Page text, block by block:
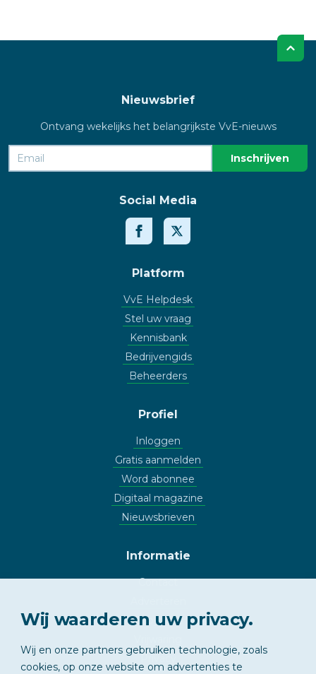
Nieuwsbrief
Ontvang wekelijks het belangrijkste VvE-nieuws
Social Media
Platform
VvE Helpdesk
Stel uw vraag
Kennisbank
Bedrijvengids
Beheerders
Profiel
Inloggen
Gratis aanmelden
Word abonnee
Digitaal magazine
Nieuwsbrieven
Informatie
Contact
Copyright
Wij waarderen uw privacy.
Wij en onze partners gebruiken technologie, zoals
cookies, op onze website om advertenties te